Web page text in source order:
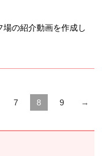
の紹介動画を作成し
7 8 9 →